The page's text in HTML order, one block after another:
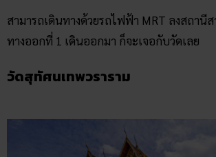
สามารถเดินทางด้วยรถไฟฟ้า MRT ลงสถานี
ทางออกที่ 1 เดินออกมา ก็จะเจอกับวัดเลย
วัดสุทัศนเทพวราราม